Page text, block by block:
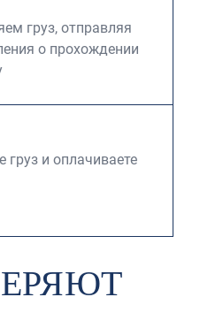
груз, отправляя
о прохождении
груз и оплачиваете